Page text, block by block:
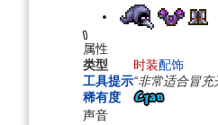
属性
类型
时装配饰
工具提示“非常适合冒充
稀有度
声音